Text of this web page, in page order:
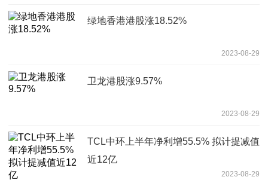
绿地香港港股涨18.52%
2023-08-29
卫龙港股涨9.57%
2023-08-29
TCL中环上半年净利增55.5% 拟计提减值
近12亿
2023-08-29